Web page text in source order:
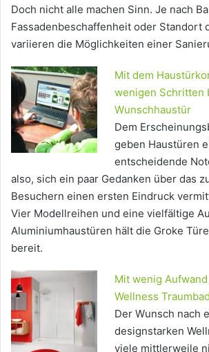
Doch nicht alle machen Sinn. Je nach
Fassadenbeschaffenheit oder Standort
variieren die Möglichkeiten einer
Mit dem
wenigen Schritten
Wunschhaustür
Dem
geben Haustüren
entscheidende
also, sich ein paar Gedanken über das
Besuchern einen ersten Eindruck
Vier Modellreihen und eine vielfältige
Aluminiumhaustüren hält die Groke
bereit.
Mit wenig
Wellness Traumbad
Der Wunsch nach
designstarken
viele mittlerweile